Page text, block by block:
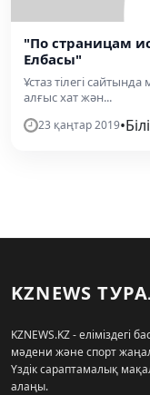
"По страницам
Елбасы"
Ұстаз тілегі
алғыс хат жән...
23 қаңтар 2019•
KZNEWS
KZNEWS.KZ - еліміздегі
мәдени және спорт
Үздік сараптамалық
алаңы.